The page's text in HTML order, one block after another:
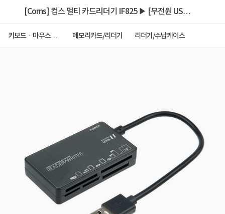
[Coms] 컴스 멀티 카드리더기 IF825 ▶ [무전원 USB
키보드ㆍ마우스ㆍ
메모리카드/리더기 리더기/수납케이스